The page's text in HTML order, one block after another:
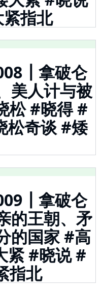
指北
拿破仑
美人计与被
松 #晓得 #
松奇谈 #矮
拿破仑
的王朝、矛
的国家 #高
紧 #晓说 #
指北